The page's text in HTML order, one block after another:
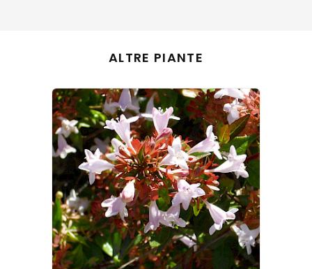
ALTRE PIANTE